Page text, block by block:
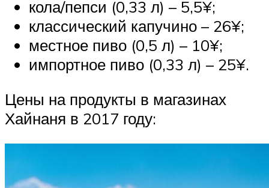
кола/пепси (0,33 л) – 5,5¥;
классический капучино – 26¥;
местное пиво (0,5 л) – 10¥;
импортное пиво (0,33 л) – 25¥.
Цены на продукты в магазинах
Хайнаня в 2017 году: